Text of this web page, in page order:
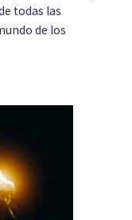
todas las
de los